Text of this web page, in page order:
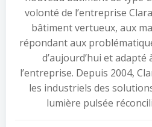
volonté de l’entreprise
bâtiment vertueux, aux
répondant aux
d’aujourd’hui et adapté
l’entreprise. Depuis 2004,
les industriels des
lumière pulsée